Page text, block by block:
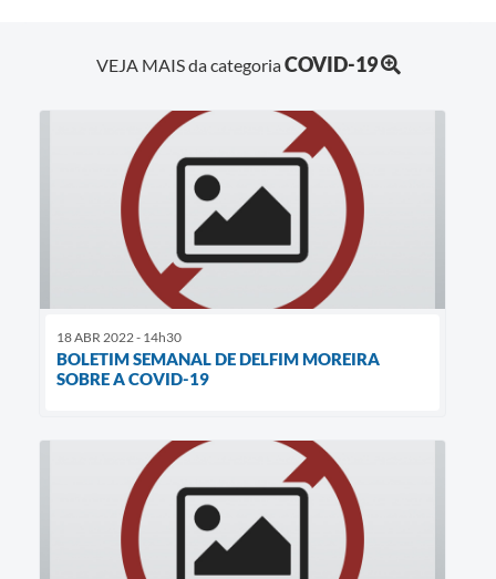
VEJA MAIS da categoriaCOVID-19
18 ABR 2022 - 14h30
BOLETIM SEMANAL DE DELFIM MOREIRA
SOBRE A COVID-19